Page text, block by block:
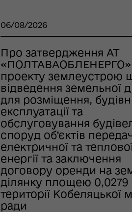
06/08/2026
Про затвердження AT
«ПОЛТАВАОБЛЕНЕРГО»
проекту землеустрою
відведення земельної
для розміщення,
експлуатації та
обслуговування
споруд об’єктів
електричної та
енергії та заключення
договору оренди на
ділянку площею 0,0279
території Кобеляцької
ради